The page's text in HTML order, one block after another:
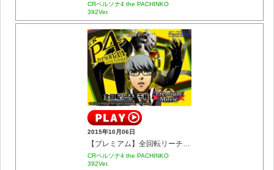
CRペルソナ4 the PACHINKO
392Ver.
2015年10月06日
【プレミアム】全回転リーチ 千枝
CRペルソナ4 the PACHINKO
392Ver.